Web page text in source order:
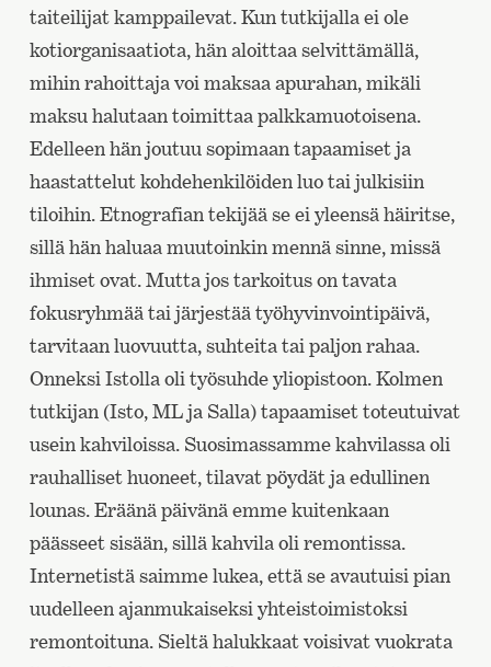
taiteilijat kamppailevat. Kun tutkijalla ei ole
kotiorganisaatiota, hän aloittaa selvittämällä,
mihin rahoittaja voi maksaa apurahan, mikäli
maksu halutaan toimittaa palkkamuotoisena.
Edelleen hän joutuu sopimaan tapaamiset ja
haastattelut kohdehenkilöiden luo tai julkisiin
tiloihin. Etnografian tekijää se ei yleensä häiritse,
sillä hän haluaa muutoinkin mennä sinne, missä
ihmiset ovat. Mutta jos tarkoitus on tavata
fokusryhmää tai järjestää työhyvinvointipäivä,
tarvitaan luovuutta, suhteita tai paljon rahaa.
Onneksi Istolla oli työsuhde yliopistoon. Kolmen
tutkijan (Isto, ML ja Salla) tapaamiset toteutuivat
usein kahviloissa. Suosimassamme kahvilassa oli
rauhalliset huoneet, tilavat pöydät ja edullinen
lounas. Eräänä päivänä emme kuitenkaan
päässeet sisään, sillä kahvila oli remontissa.
Internetistä saimme lukea, että se avautuisi pian
uudelleen ajanmukaiseksi yhteistoimistoksi
remontoituna. Sieltä halukkaat voisivat vuokrata